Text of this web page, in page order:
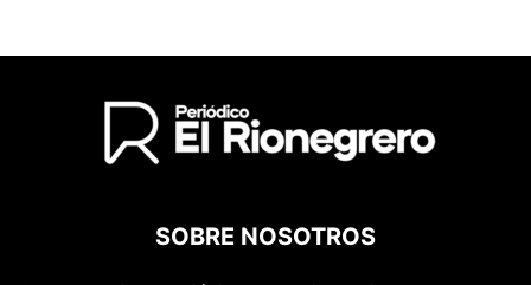
SOBRE NOSOTROS